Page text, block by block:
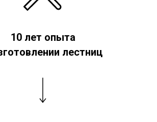
10 лет опыта
лестниц